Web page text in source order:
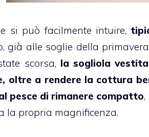
si può facilmente intuire,
già alle soglie della
scorsa, la sogliola
oltre a rendere la cottura
pesce di rimanere compatto,
la propria magnificenza.